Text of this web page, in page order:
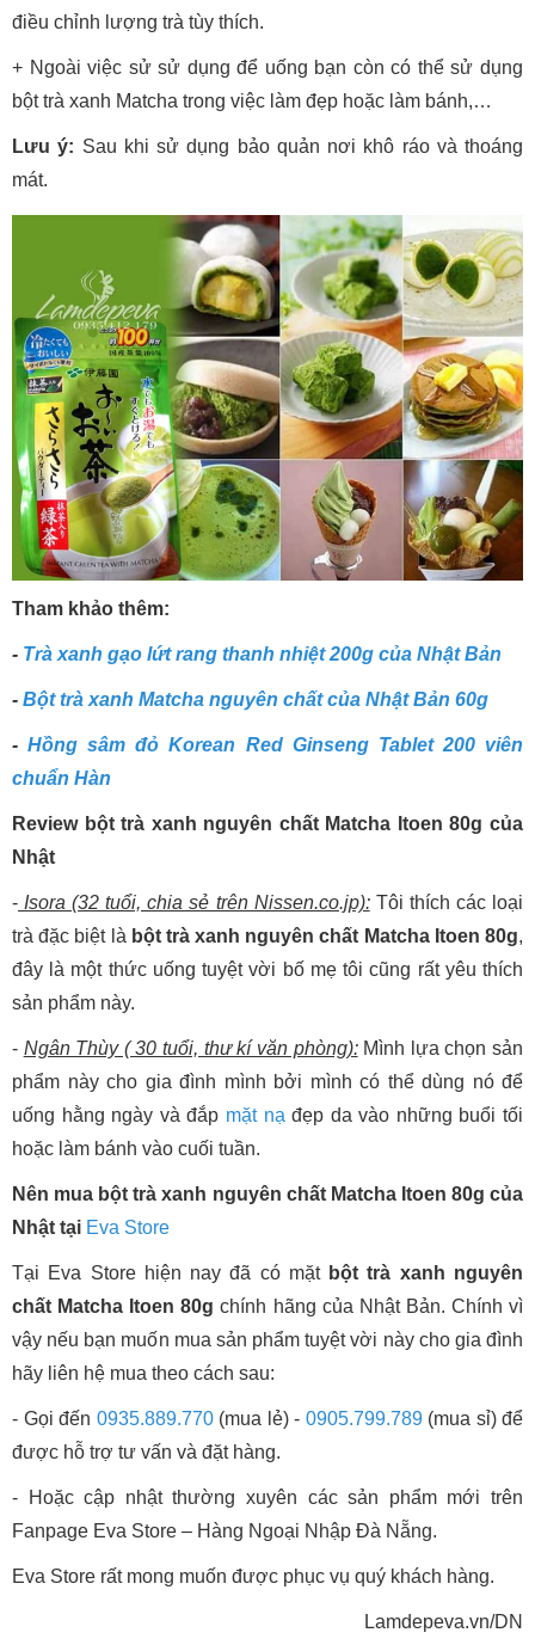
điều chỉnh lượng trà tùy thích.
+ Ngoài việc sử sử dụng để uống bạn còn có thể sử dụng
bột trà xanh Matcha trong việc làm đẹp hoặc làm bánh,…
Lưu ý: Sau khi sử dụng bảo quản nơi khô ráo và thoáng
mát.
Tham khảo thêm:
- Trà xanh gạo lứt rang thanh nhiệt 200g của Nhật Bản
- Bột trà xanh Matcha nguyên chất của Nhật Bản 60g
-Hồng sâm đỏ Korean Red Ginseng Tablet 200 viên
chuẩn Hàn
Review bột trà xanh nguyên chất Matcha Itoen 80g của
Nhật
- Isora (32 tuổi, chia sẻ trên Nissen.co.jp):Tôi thích các loại
trà đặc biệt là bột trà xanh nguyên chất Matcha Itoen 80g,
đây là một thức uống tuyệt vời bố mẹ tôi cũng rất yêu thích
sản phẩm này.
- Ngân Thùy ( 30 tuổi, thư kí văn phòng):Mình lựa chọn sản
phẩm này cho gia đình mình bởi mình có thể dùng nó để
uống hằng ngày và đắp mặt nạđẹp da vào những buổi tối
hoặc làm bánh vào cuối tuần.
Nên mua bột trà xanh nguyên chất Matcha Itoen 80g của
Nhật tại Eva Store
Tại Eva Store hiện nay đã có mặt bột trà xanh nguyên
chất Matcha Itoen 80gchính hãng của Nhật Bản. Chính vì
vậy nếu bạn muốn mua sản phẩm tuyệt vời này cho gia đình
hãy liên hệ mua theo cách sau:
- Gọi đến 0935.889.770(mua lẻ) - 0905.799.789(mua sỉ) để
được hỗ trợ tư vấn và đặt hàng.
- Hoặc cập nhật thường xuyên các sản phẩm mới trên
Fanpage Eva Store – Hàng Ngoại Nhập Đà Nẵng.
Eva Store rất mong muốn được phục vụ quý khách hàng.
Lamdepeva.vn/DN